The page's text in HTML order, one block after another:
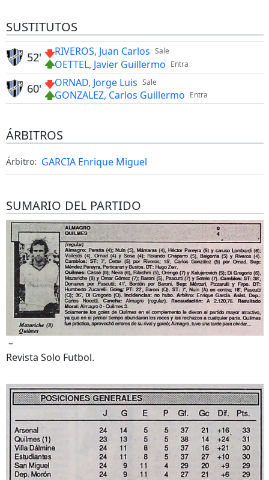
SUSTITUTOS
Sale
RIVEROS, Juan Carlos
Entra
OETTEL, Javier Guillermo
52'
Sale
ORNAD, Jorge Luis
Entra
GONZALEZ, Carlos Guillermo
60'
ÁRBITROS
Árbitro: GARCIA Enrique Miguel
SUMARIO DEL PARTIDO
–
Revista Solo Futbol.